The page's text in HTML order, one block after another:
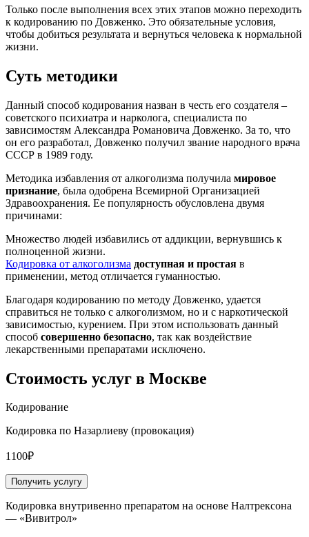
Только после выполнения всех этих этапов можно переходить
к кодированию по Довженко. Это обязательные условия,
чтобы добиться результата и вернуться человека к нормальной
жизни.
Суть методики
Данный способ кодирования назван в честь его создателя –
советского психиатра и нарколога, специалиста по
зависимостям Александра Романовича Довженко. За то, что
он его разработал, Довженко получил звание народного врача
СССР в 1989 году.
Методика избавления от алкоголизма получила мировое
признание, была одобрена Всемирной Организацией
Здравоохранения. Ее популярность обусловлена двумя
причинами:
Множество людей избавились от аддикции, вернувшись к
полноценной жизни.
Кодировка от алкоголизма доступная и простая в
применении, метод отличается гуманностью.
Благодаря кодированию по методу Довженко, удается
справиться не только с алкоголизмом, но и с наркотической
зависимостью, курением. При этом использовать данный
способ совершенно безопасно, так как воздействие
лекарственными препаратами исключено.
Стоимость услуг в Москве
Кодирование
Кодировка по Назарлиеву (провокация)
1100₽
Получить услугу
Кодировка внутривенно препаратом на основе Налтрексона
— «Вивитрол»